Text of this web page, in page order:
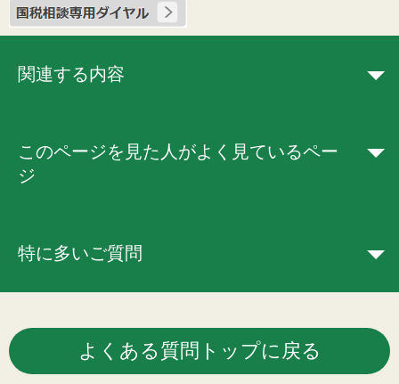
関連する内容
このページを見た人がよく見ているペー
ジ
特に多いご質問
よくある質問トップに戻る